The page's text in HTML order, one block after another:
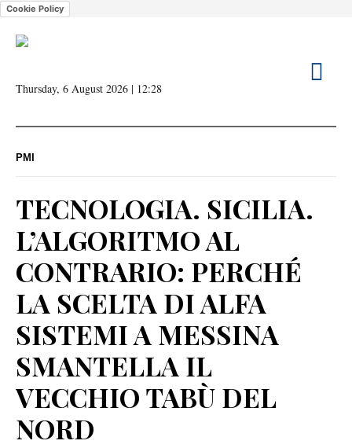
Cookie Policy
Thursday, 6 August 2026 | 12:28
PMI
TECNOLOGIA. SICILIA.
L’ALGORITMO AL
CONTRARIO: PERCHÉ
LA SCELTA DI ALFA
SISTEMI A MESSINA
SMANTELLA IL
VECCHIO TABÙ DEL
NORD